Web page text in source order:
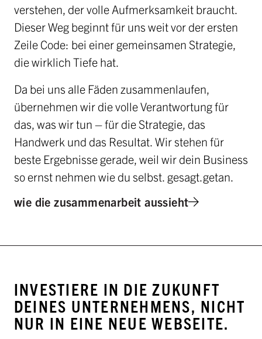
verstehen, der volle Aufmerksamkeit braucht.
Dieser Weg beginnt für uns weit vor der ersten
Zeile Code: bei einer gemeinsamen Strategie,
die wirklich Tiefe hat.
Da bei uns alle Fäden zusammenlaufen,
übernehmen wir die volle Verantwortung für
das, was wir tun – für die Strategie, das
Handwerk und das Resultat. Wir stehen für
beste Ergebnisse gerade, weil wir dein Business
so ernst nehmen wie du selbst. gesagt.getan.
wie die zusammenarbeit aussieht
INVESTIERE IN DIE ZUKUNFT
DEINES UNTERNEHMENS, NICHT
NUR IN EINE NEUE WEBSEITE.